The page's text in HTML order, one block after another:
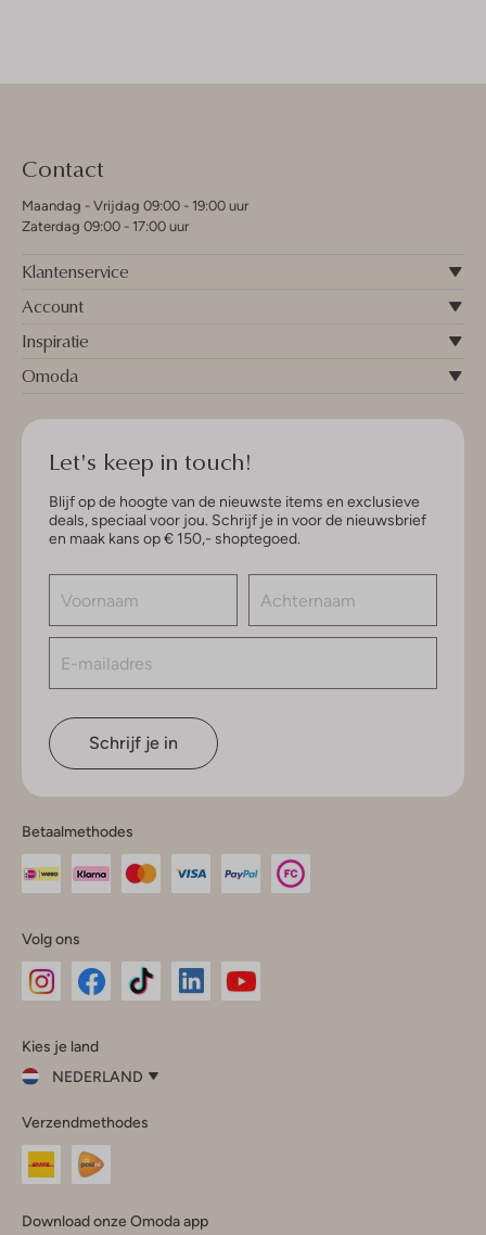
Contact
Maandag - Vrijdag 09:00 - 19:00 uur
Zaterdag 09:00 - 17:00 uur
Klantenservice
Account
Inspiratie
Omoda
Let's keep in touch!
Blijf op de hoogte van de nieuwste items en exclusieve
deals, speciaal voor jou. Schrijf je in voor de nieuwsbrief
en maak kans op € 150,- shoptegoed.
Schrijf je in
Betaalmethodes
Volg ons
InstagramFacebook
Kies je land
NEDERLAND
je
land
Nederland
Verzendmethodes
Download onze Omoda app